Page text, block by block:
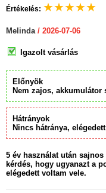
Értékelés: ★★★★★
Melinda/ 2026-07-06
Igazolt vásárlás
Előnyök
Nem zajos,
Hátrányok
Nincs hátránya,
5 év használat után
kérdés, hogy ugyanazt a
elégedett voltam vele.